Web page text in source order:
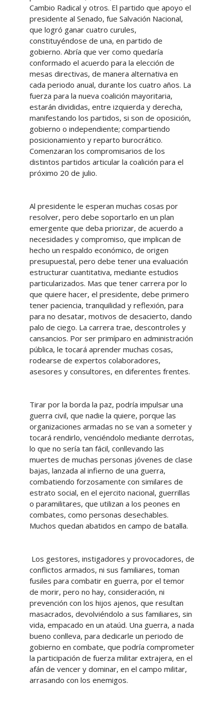
Cambio Radical y otros. El partido que apoyo el
presidente al Senado, fue Salvación Nacional,
que logró ganar cuatro curules,
constituyéndose de una, en partido de
gobierno. Abría que ver como quedaría
conformado el acuerdo para la elección de
mesas directivas, de manera alternativa en
cada periodo anual, durante los cuatro años. La
fuerza para la nueva coalición mayoritaria,
estarán divididas, entre izquierda y derecha,
manifestando los partidos, si son de oposición,
gobierno o independiente; compartiendo
posicionamiento y reparto burocrático.
Comenzaran los compromisarios de los
distintos partidos articular la coalición para el
próximo 20 de julio.
Al presidente le esperan muchas cosas por
resolver, pero debe soportarlo en un plan
emergente que deba priorizar, de acuerdo a
necesidades y compromiso, que implican de
hecho un respaldo económico, de origen
presupuestal, pero debe tener una evaluación
estructurar cuantitativa, mediante estudios
particularizados. Mas que tener carrera por lo
que quiere hacer, el presidente, debe primero
tener paciencia, tranquilidad y reflexión, para
para no desatar, motivos de desacierto, dando
palo de ciego. La carrera trae, descontroles y
cansancios. Por ser primíparo en administración
pública, le tocará aprender muchas cosas,
rodearse de expertos colaboradores,
asesores y consultores, en diferentes frentes.
Tirar por la borda la paz, podría impulsar una
guerra civil, que nadie la quiere, porque las
organizaciones armadas no se van a someter y
tocará rendirlo, venciéndolo mediante derrotas,
lo que no sería tan fácil, conllevando las
muertes de muchas personas jóvenes de clase
bajas, lanzada al infierno de una guerra,
combatiendo forzosamente con similares de
estrato social, en el ejercito nacional, guerrillas
o paramilitares, que utilizan a los peones en
combates, como personas desechables.
Muchos quedan abatidos en campo de batalla.
Los gestores, instigadores y provocadores, de
conflictos armados, ni sus familiares, toman
fusiles para combatir en guerra, por el temor
de morir, pero no hay, consideración, ni
prevención con los hijos ajenos, que resultan
masacrados, devolviéndolo a sus familiares, sin
vida, empacado en un ataúd. Una guerra, a nada
bueno conlleva, para dedicarle un periodo de
gobierno en combate, que podría comprometer
la participación de fuerza militar extrajera, en el
afán de vencer y dominar, en el campo militar,
arrasando con los enemigos.